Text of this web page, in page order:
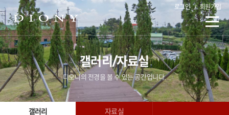
로그인 회원가입
갤러리/자료실
디오니의 전경을 볼 수 있는 공간입니다.
갤러리 자료실